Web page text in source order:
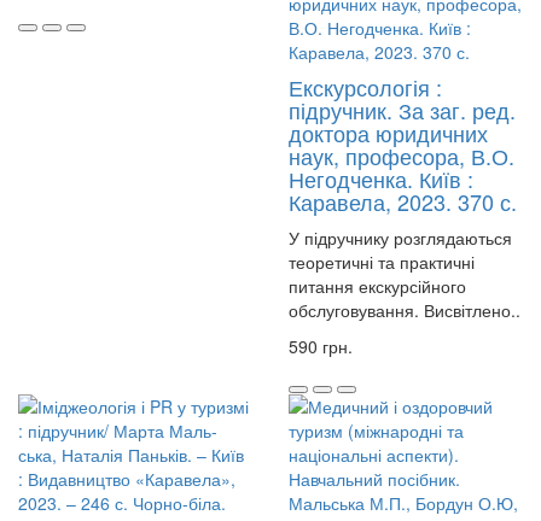
Екскурсологія :
підручник. За заг. ред.
доктора юридичних
наук, професора, В.О.
Негодченка. Київ :
Каравела, 2023. 370 с.
У підручнику розглядаються
теоретичні та практичні
питання екскурсійного
обслуговування. Висвітлено..
590 грн.